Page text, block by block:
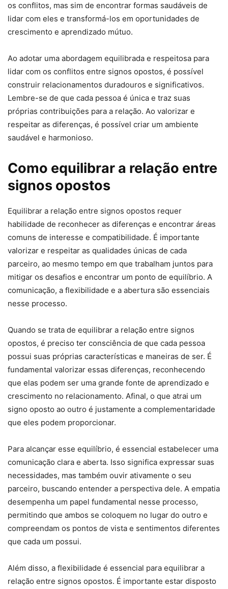
os conflitos, mas sim de encontrar formas saudáveis de
lidar com eles e transformá-los em oportunidades de
crescimento e aprendizado mútuo.
Ao adotar uma abordagem equilibrada e respeitosa para
lidar com os conflitos entre signos opostos, é possível
construir relacionamentos duradouros e significativos.
Lembre-se de que cada pessoa é única e traz suas
próprias contribuições para a relação. Ao valorizar e
respeitar as diferenças, é possível criar um ambiente
saudável e harmonioso.
Como equilibrar a relação entre
signos opostos
Equilibrar a relação entre signos opostos requer
habilidade de reconhecer as diferenças e encontrar áreas
comuns de interesse e compatibilidade. É importante
valorizar e respeitar as qualidades únicas de cada
parceiro, ao mesmo tempo em que trabalham juntos para
mitigar os desafios e encontrar um ponto de equilíbrio. A
comunicação, a flexibilidade e a abertura são essenciais
nesse processo.
Quando se trata de equilibrar a relação entre signos
opostos, é preciso ter consciência de que cada pessoa
possui suas próprias características e maneiras de ser. É
fundamental valorizar essas diferenças, reconhecendo
que elas podem ser uma grande fonte de aprendizado e
crescimento no relacionamento. Afinal, o que atrai um
signo oposto ao outro é justamente a complementaridade
que eles podem proporcionar.
Para alcançar esse equilíbrio, é essencial estabelecer uma
comunicação clara e aberta. Isso significa expressar suas
necessidades, mas também ouvir ativamente o seu
parceiro, buscando entender a perspectiva dele. A empatia
desempenha um papel fundamental nesse processo,
permitindo que ambos se coloquem no lugar do outro e
compreendam os pontos de vista e sentimentos diferentes
que cada um possui.
Além disso, a flexibilidade é essencial para equilibrar a
relação entre signos opostos. É importante estar disposto